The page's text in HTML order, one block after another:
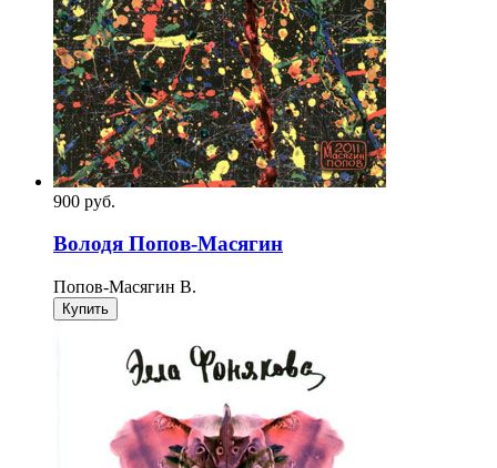
900 pуб.
Володя Попов-Масягин
Попов-Масягин В.
Купить